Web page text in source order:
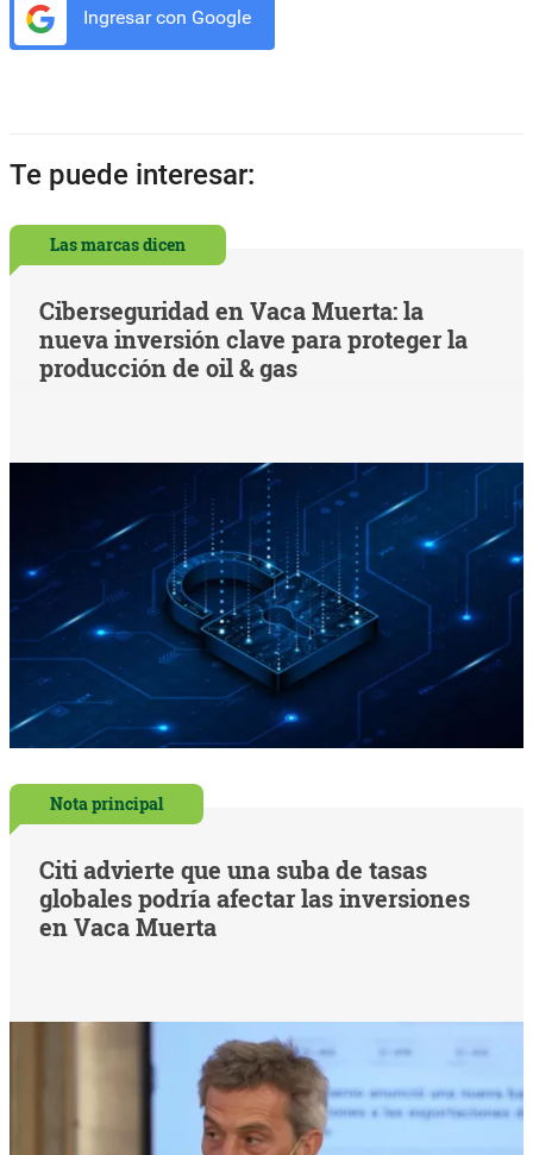
Ingresar con Google
Te puede interesar:
Las marcas dicen
Ciberseguridad en Vaca Muerta: la
nueva inversión clave para proteger la
producción de oil & gas
Nota principal
Citi advierte que una suba de tasas
globales podría afectar las inversiones
en Vaca Muerta